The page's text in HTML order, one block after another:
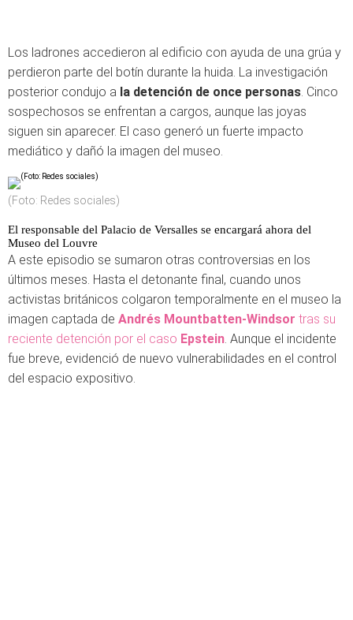
Los ladrones accedieron al edificio con ayuda de una grúa y
perdieron parte del botín durante la huida. La investigación
posterior condujo a la detención de once personas. Cinco
sospechosos se enfrentan a cargos, aunque las joyas
siguen sin aparecer. El caso generó un fuerte impacto
mediático y dañó la imagen del museo.
(Foto: Redes sociales)
El responsable del Palacio de Versalles se encargará ahora del
Museo del Louvre
A este episodio se sumaron otras controversias en los
últimos meses. Hasta el detonante final, cuando unos
activistas británicos colgaron temporalmente en el museo la
imagen captada de Andrés Mountbatten-Windsor tras su
reciente detención por el caso Epstein. Aunque el incidente
fue breve, evidenció de nuevo vulnerabilidades en el control
del espacio expositivo.